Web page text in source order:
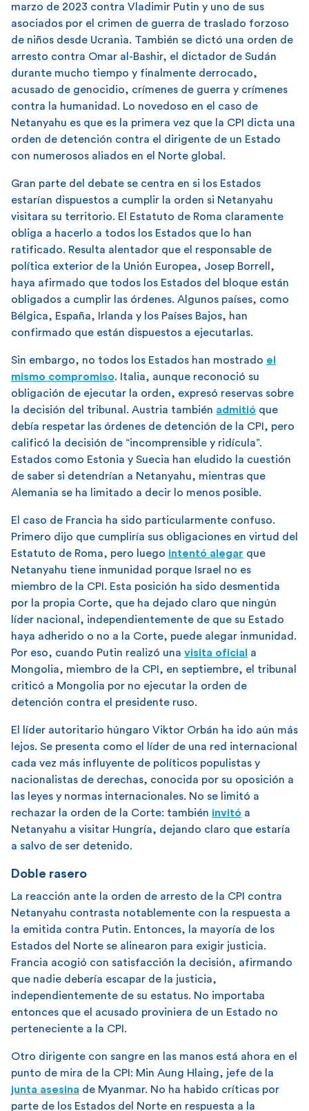
marzo de 2023 contra Vladimir Putin y uno de sus
asociados por el crimen de guerra de traslado forzoso
de niños desde Ucrania. También se dictó una orden de
arresto contra Omar al-Bashir, el dictador de Sudán
durante mucho tiempo y finalmente derrocado,
acusado de genocidio, crímenes de guerra y crímenes
contra la humanidad. Lo novedoso en el caso de
Netanyahu es que es la primera vez que la CPI dicta una
orden de detención contra el dirigente de un Estado
con numerosos aliados en el Norte global.
Gran parte del debate se centra en si los Estados
estarían dispuestos a cumplir la orden si Netanyahu
visitara su territorio. El Estatuto de Roma claramente
obliga a hacerlo a todos los Estados que lo han
ratificado. Resulta alentador que el responsable de
política exterior de la Unión Europea, Josep Borrell,
haya afirmado que todos los Estados del bloque están
obligados a cumplir las órdenes. Algunos países, como
Bélgica, España, Irlanda y los Países Bajos, han
confirmado que están dispuestos a ejecutarlas.
Sin embargo, no todos los Estados han mostrado el
mismo compromiso. Italia, aunque reconoció su
obligación de ejecutar la orden, expresó reservas sobre
la decisión del tribunal. Austria también admitió que
debía respetar las órdenes de detención de la CPI, pero
calificó la decisión de “incomprensible y ridícula”.
Estados como Estonia y Suecia han eludido la cuestión
de saber si detendrían a Netanyahu, mientras que
Alemania se ha limitado a decir lo menos posible.
El caso de Francia ha sido particularmente confuso.
Primero dijo que cumpliría sus obligaciones en virtud del
Estatuto de Roma, pero luego intentó alegar que
Netanyahu tiene inmunidad porque Israel no es
miembro de la CPI. Esta posición ha sido desmentida
por la propia Corte, que ha dejado claro que ningún
líder nacional, independientemente de que su Estado
haya adherido o no a la Corte, puede alegar inmunidad.
Por eso, cuando Putin realizó una visita oficial
a
Mongolia, miembro de la CPI, en septiembre, el tribunal
criticó a Mongolia por no ejecutar la orden de
detención contra el presidente ruso.
El líder autoritario húngaro Viktor Orbán ha ido aún más
lejos. Se presenta como el líder de una red internacional
cada vez más influyente de políticos populistas y
nacionalistas de derechas, conocida por su oposición a
las leyes y normas internacionales. No se limitó a
rechazar la orden de la Corte: también invitó a
Netanyahu a visitar Hungría, dejando claro que estaría
a salvo de ser detenido.
Doble rasero
La reacción ante la orden de arresto de la CPI contra
Netanyahu contrasta notablemente con la respuesta a
la emitida contra Putin. Entonces, la mayoría de los
Estados del Norte se alinearon para exigir justicia.
Francia acogió con satisfacción la decisión, afirmando
que nadie debería escapar de la justicia,
independientemente de su estatus. No importaba
entonces que el acusado proviniera de un Estado no
perteneciente a la CPI.
Otro dirigente con sangre en las manos está ahora en el
punto de mira de la CPI: Min Aung Hlaing, jefe de la
junta asesina de Myanmar. No ha habido críticas por
parte de los Estados del Norte en respuesta a la